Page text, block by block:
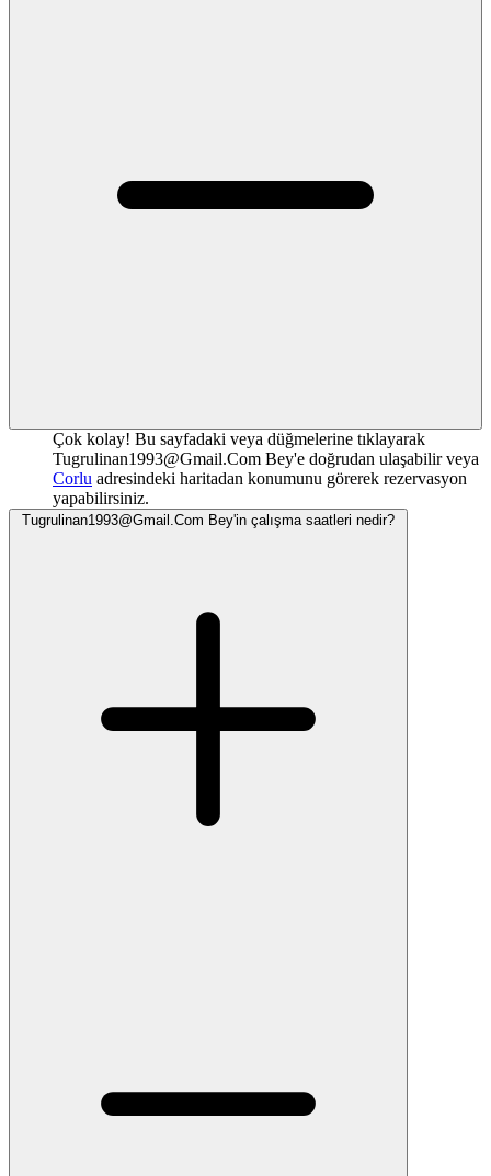
Çok kolay! Bu sayfadaki veya düğmelerine tıklayarak
Tugrulinan1993@Gmail.Com Bey'e doğrudan ulaşabilir veya
Corlu adresindeki haritadan konumunu görerek rezervasyon
yapabilirsiniz.
Tugrulinan1993@Gmail.Com Bey'in çalışma saatleri nedir?